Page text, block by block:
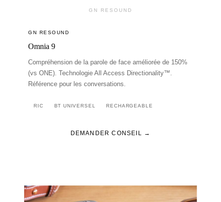
GN RESOUND
GN RESOUND
Omnia 9
Compréhension de la parole de face améliorée de 150%
(vs ONE). Technologie All Access Directionality™.
Référence pour les conversations.
RIC BT UNIVERSEL RECHARGEABLE
DEMANDER CONSEIL →